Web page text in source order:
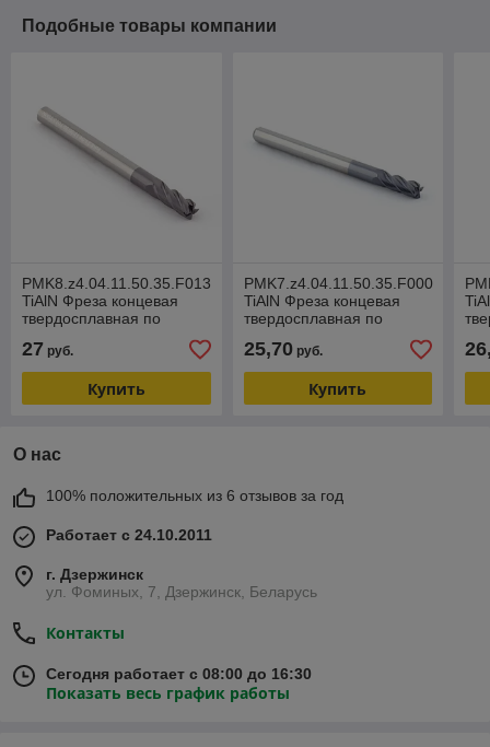
Подобные товары компании
PMK8.z4.04.11.50.35.F013
TiAlN Фреза концевая
твердосплавная по
27 руб.
Купить
PMK7.z4.04.11.50.35.F000
TiAlN Фреза концевая
твердосплавная по
25,70руб.
Купить
О нас
100% положительных из 6 отзывов за год
Работает с 24.10.2011
г. Дзержинск
ул. Фоминых, 7, Дзержинск, Беларусь
Контакты
Сегодня работает с 08:00 до 16:30
Показать весь график работы